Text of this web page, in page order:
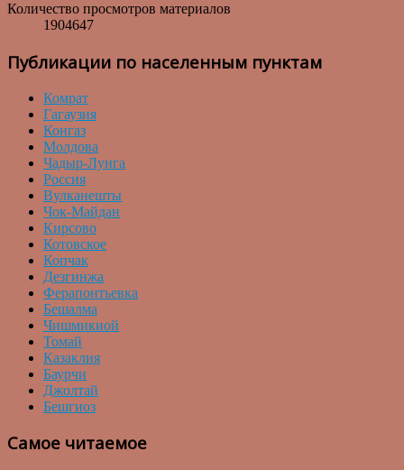
Количество просмотров материалов
1904647
Публикации по населенным пунктам
Комрат
Гагаузия
Конгаз
Молдова
Чадыр-Лунга
Россия
Вулканешты
Чок-Майдан
Кирсово
Котовское
Копчак
Дезгинжа
Ферапонтьевка
Бешалма
Чишмикиой
Томай
Казаклия
Баурчи
Джолтай
Бешгиоз
Самое читаемое